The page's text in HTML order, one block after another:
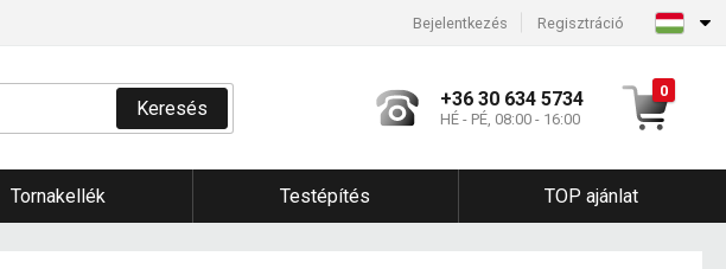
Bejelentkezés Regisztráció
Keresés +36 30 634 5734
HÉ - PÉ, 08:00 - 16:00
0
Tornakellék Testépítés TOP ajánlat